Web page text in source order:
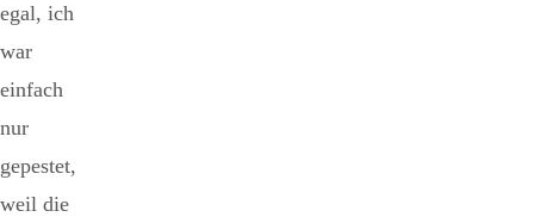
egal, ich
war
einfach
nur
gepestet,
weil die